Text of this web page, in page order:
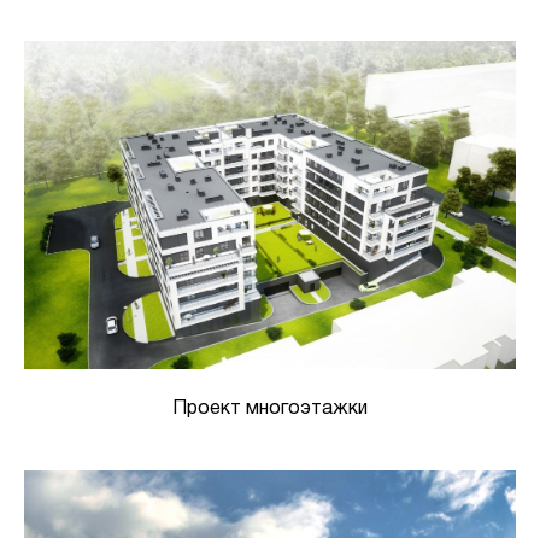
Проект многоэтажки